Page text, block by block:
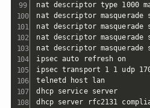
nat descriptor type 1000
nat descriptor masquerade
nat descriptor
nat descriptor masquerade
nat descriptor masquerade
ipsec auto refresh on
ipsec transport 1 1 udp
telnetd host lan
dhcp service server
dhcp server rfc2131